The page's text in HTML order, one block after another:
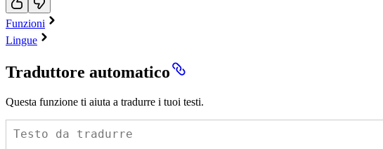
Funzioni
Lingue
Traduttore automatico
Questa funzione ti aiuta a tradurre i tuoi testi.